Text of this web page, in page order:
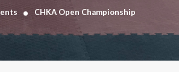
CHKA Open Championship